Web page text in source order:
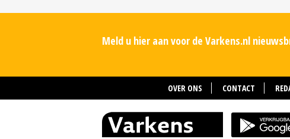
Meld u hier aan voor de Varkens.nl
OVER ONS CONTACT